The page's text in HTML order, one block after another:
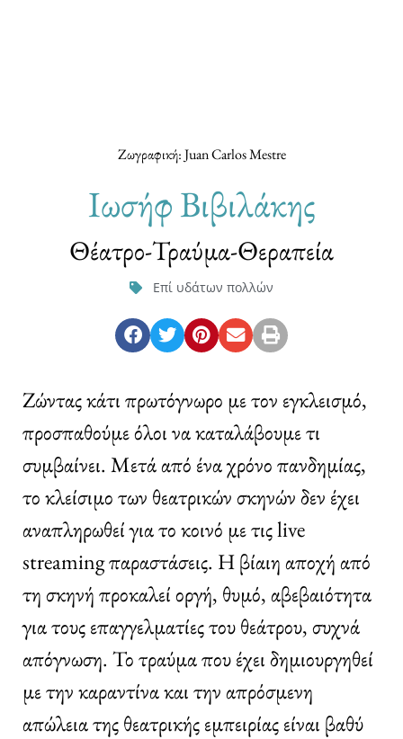
Ζωγραφική: Juan Carlos Mestre
Ιωσήφ Βιβιλάκης
Θέατρο-Τραύμα-Θεραπεία
Επί υδάτων πολλών
Ζώντας κάτι πρωτόγνωρο με τον εγκλεισμό,
προσπαθούμε όλοι να καταλάβουμε τι
συμβαίνει. Μετά από ένα χρόνο πανδημίας,
το κλείσιμο των θεατρικών σκηνών δεν έχει
αναπληρωθεί για το κοινό με τις live
streaming παραστάσεις. Η βίαιη αποχή από
τη σκηνή προκαλεί οργή, θυμό, αβεβαιότητα
για τους επαγγελματίες του θεάτρου, συχνά
απόγνωση. Το τραύμα που έχει δημιουργηθεί
με την καραντίνα και την απρόσμενη
απώλεια της θεατρικής εμπειρίας είναι βαθύ